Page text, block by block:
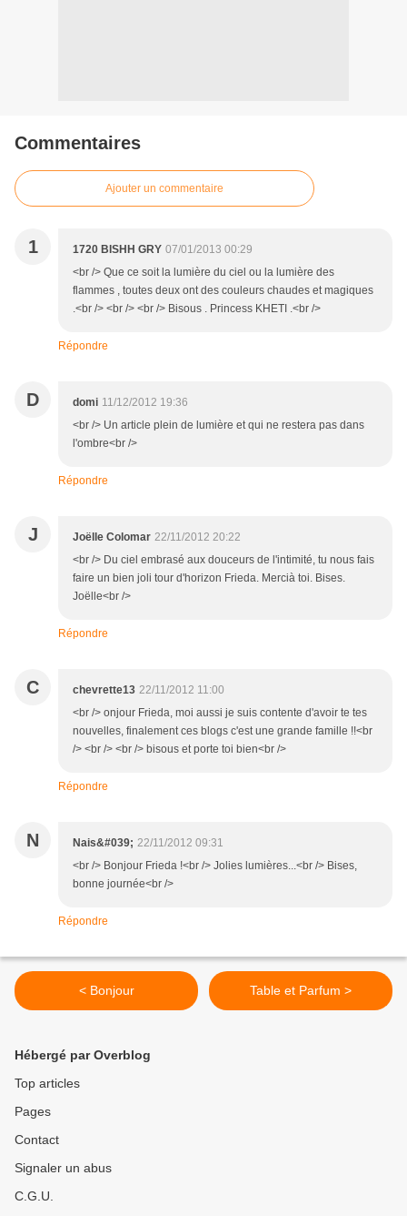
Commentaires
Ajouter un commentaire
1 1720 BISHH GRY 07/01/2013 00:29
<br /> Que ce soit la lumière du ciel ou la lumière des
flammes , toutes deux ont des couleurs chaudes et magiques
.<br /> <br /> <br /> Bisous . Princess KHETI .<br />
Répondre
D domi 11/12/2012 19:36
<br /> Un article plein de lumière et qui ne restera pas dans
l'ombre<br />
Répondre
J Joëlle Colomar 22/11/2012 20:22
<br /> Du ciel embrasé aux douceurs de l'intimité, tu nous fais
faire un bien joli tour d'horizon Frieda. Mercià toi. Bises.
Joëlle<br />
Répondre
C chevrette13 22/11/2012 11:00
<br /> onjour Frieda, moi aussi je suis contente d'avoir te tes
nouvelles, finalement ces blogs c'est une grande famille !!<br
/> <br /> <br /> bisous et porte toi bien<br />
Répondre
N Nais&#039; 22/11/2012 09:31
<br /> Bonjour Frieda !<br /> Jolies lumières...<br /> Bises,
bonne journée<br />
Répondre
< Bonjour Table et Parfum >
Hébergé par Overblog
Top articles
Pages
Contact
Signaler un abus
C.G.U.